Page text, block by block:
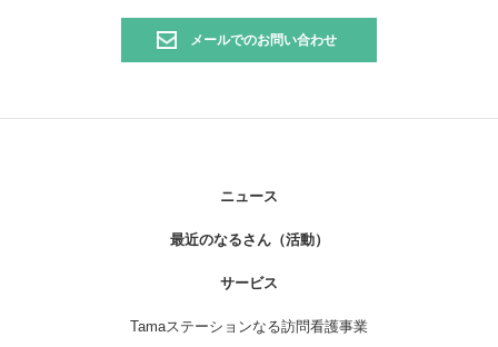
メールでのお問い合わせ
ニュース
最近のなるさん（活動）
サービス
Tamaステーションなる訪問看護事業